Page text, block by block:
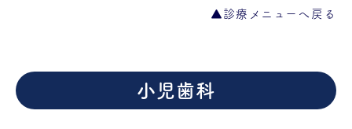
▲診療メニューへ戻る
小児歯科